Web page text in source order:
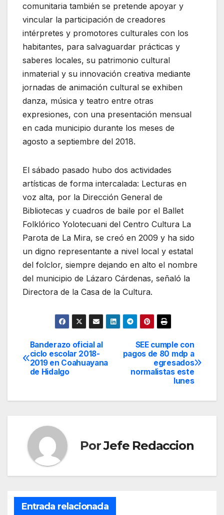
comunitaria también se pretende apoyar y
vincular la participación de creadores
intérpretes y promotores culturales con los
habitantes, para salvaguardar prácticas y
saberes locales, su patrimonio cultural
inmaterial y su innovación creativa mediante
jornadas de animación cultural se exhiben
danza, música y teatro entre otras
expresiones, con una presentación mensual
en cada municipio durante los meses de
agosto a septiembre del 2018.
El sábado pasado hubo dos actividades
artísticas de forma intercalada: Lecturas en
voz alta, por la Dirección General de
Bibliotecas y cuadros de baile por el Ballet
Folklórico Yolotecuani del Centro Cultura La
Parota de La Mira, se creó en 2009 y ha sido
un digno representante a nivel local y estatal
del folclor, siempre dejando en alto el nombre
del municipio de Lázaro Cárdenas, señaló la
Directora de la Casa de la Cultura.
Navegación
de
SEE cumple con
pagos de 80 mdp a
egresados
normalistas este
lunes
Banderazo oficial al
ciclo escolar 2018-
2019 en Coahuayana
de Hidalgo
PorJefe Redaccion
Entrada relacionada